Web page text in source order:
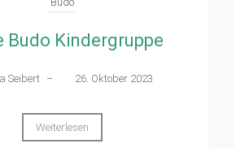
Budo Kindergruppe
Seibert – 26. Oktober 2023
Weiterlesen